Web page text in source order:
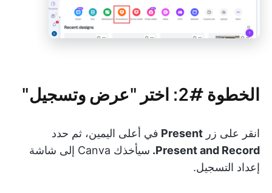
الخطوة #2: اختر "عرض وتسجيل"
انقر على زر Present في أعلى اليمين، ثم حدد
Present and Record.
سيأخذك Canva إلى شاشة
إعداد التسجيل.